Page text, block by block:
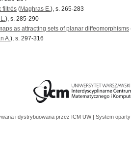
filtrés (Maghras E.), s. 265-283
), s. 285-290
as attracting sets of planar diffeomorphisms
A.), s. 297-316
i dystrybuowana przez ICM UW | System